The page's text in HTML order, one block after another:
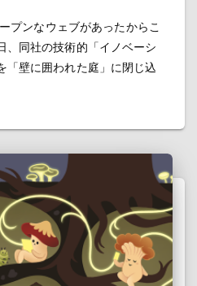
プンなウェブがあったからこ
、同社の技術的「イノベーシ
「壁に囲われた庭」に閉じ込